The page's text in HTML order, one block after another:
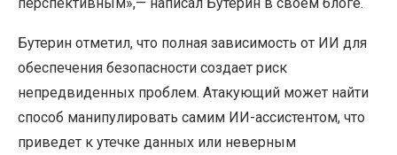
перспективным»,— написал Бутерин в своем блоге.
Бутерин отметил, что полная зависимость от ИИ для
обеспечения безопасности создает риск
непредвиденных проблем. Атакующий может найти
способ манипулировать самим ИИ-ассистентом, что
приведет к утечке данных или неверным